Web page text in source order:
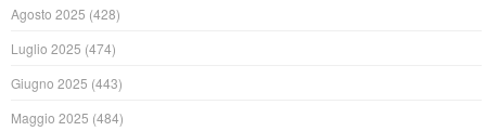
Agosto 2025 (428)
Luglio 2025 (474)
Giugno 2025 (443)
Maggio 2025 (484)